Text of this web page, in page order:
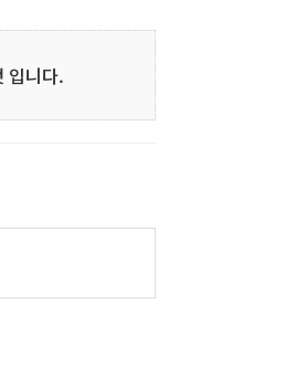
입니다.